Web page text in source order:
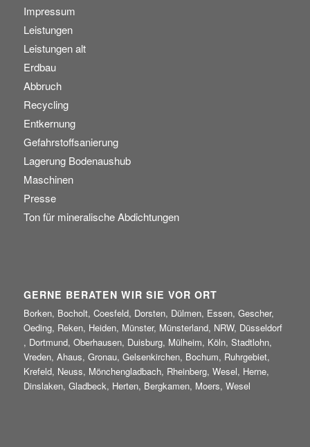
Impressum
Leistungen
Leistungen alt
Erdbau
Abbruch
Recycling
Entkernung
Gefahrstoffsanierung
Lagerung Bodenaushub
Maschinen
Presse
Ton für mineralische Abdichtungen
GERNE BERATEN WIR SIE VOR ORT
Borken, Bocholt, Coesfeld, Dorsten, Dülmen, Essen, Gescher,
Oeding, Reken, Heiden, Münster, Münsterland, NRW, Düsseldorf
, Dortmund, Oberhausen, Duisburg, Mülheim, Köln, Stadtlohn,
Vreden, Ahaus, Gronau, Gelsenkirchen, Bochum, Ruhrgebiet,
Krefeld, Neuss, Mönchengladbach, Rheinberg, Wesel, Herne,
Dinslaken, Gladbeck, Herten, Bergkamen, Moers, Wesel